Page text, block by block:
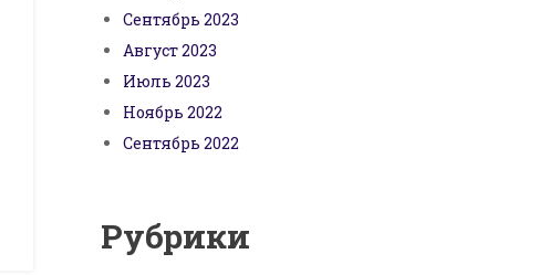
Сентябрь 2023
Август 2023
Июль 2023
Ноябрь 2022
Сентябрь 2022
Рубрики